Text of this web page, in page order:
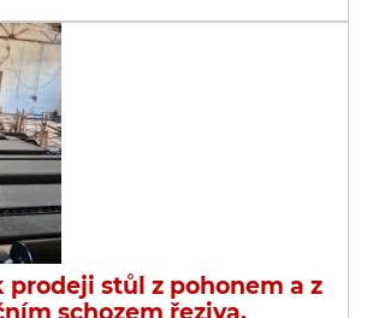
prodeji stůl z pohonem a z